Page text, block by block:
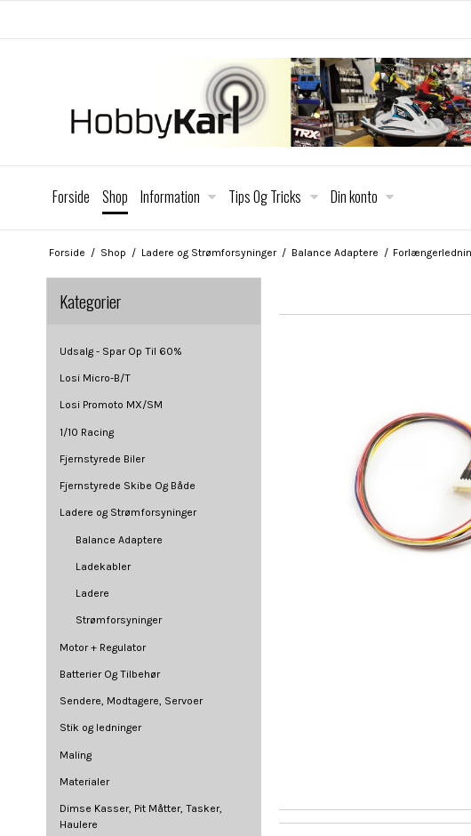
Forside Shop Information Tips Og Tricks Din konto
Forside / Shop / Ladere og Strømforsyninger / Balance Adaptere /
Kategorier
Udsalg - Spar Op Til 60%
Losi Micro-B/T
Losi Promoto MX/SM
1/10 Racing
Fjernstyrede Biler
Fjernstyrede Skibe Og Både
Ladere og Strømforsyninger
Balance Adaptere
Ladekabler
Ladere
Strømforsyninger
Motor + Regulator
Batterier Og Tilbehør
Sendere, Modtagere, Servoer
Stik og ledninger
Maling
Materialer
Dimse Kasser, Pit Måtter, Tasker,
Haulere